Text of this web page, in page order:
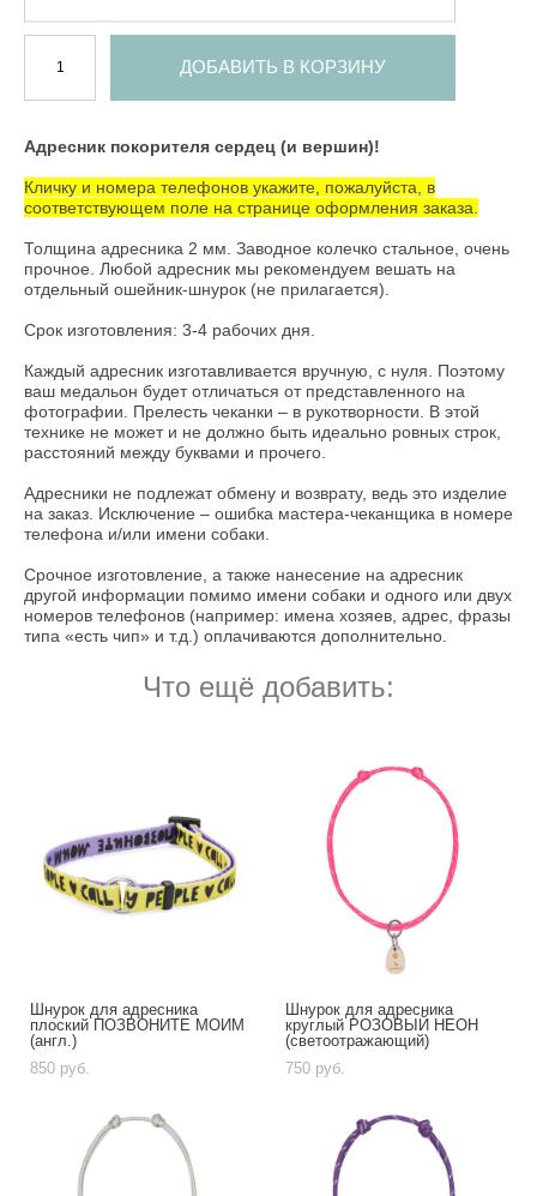
ДОБАВИТЬ В КОРЗИНУ
Адресник покорителя сердец (и вершин)!
Кличку и номера телефонов укажите, пожалуйста, в
соответствующем поле на странице оформления заказа.
Толщина адресника 2 мм. Заводное колечко стальное, очень
прочное. Любой адресник мы рекомендуем вешать на
отдельный ошейник-шнурок (не прилагается).
Срок изготовления: 3-4 рабочих дня.
Каждый адресник изготавливается вручную, с нуля. Поэтому
ваш медальон будет отличаться от представленного на
фотографии. Прелесть чеканки – в рукотворности. В этой
технике не может и не должно быть идеально ровных строк,
расстояний между буквами и прочего.
Адресники не подлежат обмену и возврату, ведь это изделие
на заказ. Исключение – ошибка мастера-чеканщика в номере
телефона и/или имени собаки.
Срочное изготовление, а также нанесение на адресник
другой информации помимо имени собаки и одного или двух
номеров телефонов (например: имена хозяев, адрес, фразы
типа «есть чип» и т.д.) оплачиваются дополнительно.
Что ещё добавить:
Шнурок для адресника
плоский ПОЗВОНИТЕ МОИМ
(англ.)
850 pуб.
Шнурок для адресника
круглый РОЗОВЫЙ НЕОН
(светоотражающий)
750 pуб.